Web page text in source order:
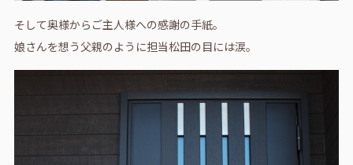
そして奥様からご主人様への感謝の手紙。
娘さんを想う父親のように担当松田の目には涙。